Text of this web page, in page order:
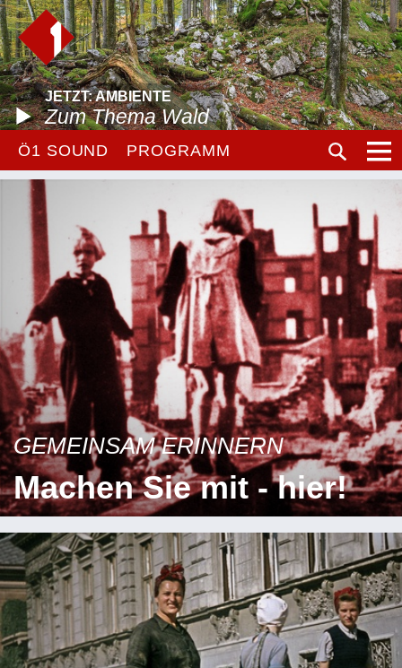
JETZT: AMBIENTE
Zum Thema Wald
Ö1 SOUND PROGRAMM
GEMEINSAM ERINNERN
Machen Sie mit - hier!